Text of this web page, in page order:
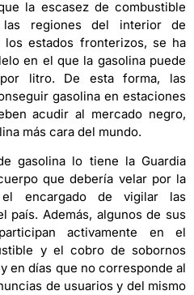
la escasez de combustible
regiones del interior de
los estados fronterizos, se ha
en el que la gasolina puede
litro. De esta forma, las
gasolina en estaciones
acudir al mercado negro,
más cara del mundo.
gasolina lo tiene la Guardia
que debería velar por la
encargado de vigilar las
país. Además, algunos de sus
activamente en el
y el cobro de sobornos
en días que no corresponde al
de usuarios y del mismo